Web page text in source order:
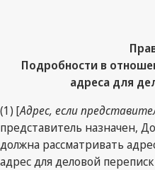
Подробности в
адреса для
(1) [Адрес, если
представитель назначен,
должна рассматривать
адрес для деловой